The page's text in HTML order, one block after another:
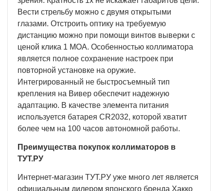
Вести стрельбу можно с двумя открытыми
глазами. Отстроить оптику на требуемую
дистанцию можно при помощи винтов выверки с
ценой клика 1 МОА. Особенностью коллиматора
является полное сохранение настроек при
повторной установке на оружие.
Интегрированный не быстросъемный тип
крепления на Вивер обеспечит надежную
адаптацию. В качестве элемента питания
используется батарея CR2032, которой хватит
более чем на 100 часов автономной работы.
Преимущества покупок коллиматоров в
ТУТ.РУ
Интернет-магазин ТУТ.РУ уже много лет является
официальным дилером японского бренда Хакко